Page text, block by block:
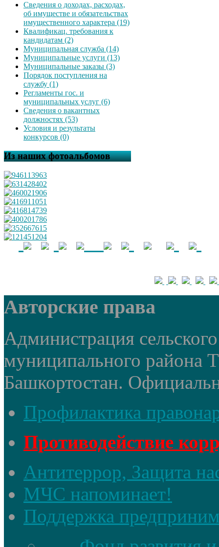
Сведения о доходах, расходах,
об имуществе и обязательствах
имущественного характера (19)
Квалификац. требования к
кандидатам (2)
Муниципальная служба (14)
Муниципальные услуги (13)
Муниципальные заказы (3)
Порядок поступления на
службу (1)
Регламенты гос. и
муниципальных услуг (6)
Сведения о вакантных
должностях (53)
Условия и результаты
конкурсов (0)
Из наших фотоальбомов
Авторские права
Администрация
муниципального района
Башкортостан.
Профилактика
Противодействие
Антитеррор, Защита
МЧС напоминает!
Поддержка